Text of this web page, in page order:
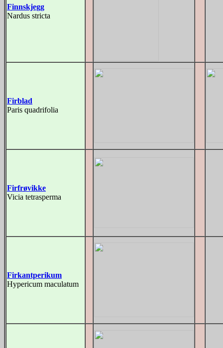
Finnskjegg
Nardus stricta
Firblad
Paris quadrifolia
Firfrøvikke
Vicia tetrasperma
Firkantperikum
Hypericum maculatum